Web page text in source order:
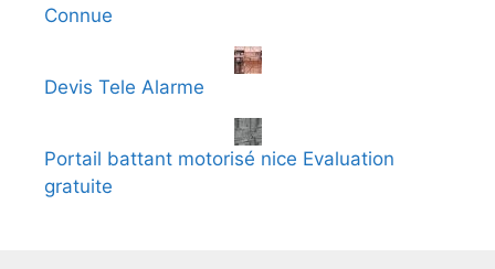
Connue
Devis Tele Alarme
Portail battant motorisé nice Evaluation
gratuite